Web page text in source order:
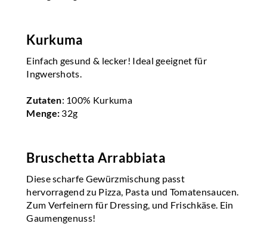
Kurkuma
Einfach gesund & lecker! Ideal geeignet für
Ingwershots.
Zutaten: 100% Kurkuma
Menge: 32g
Bruschetta Arrabbiata
Diese scharfe Gewürzmischung passt
hervorragend zu Pizza, Pasta und Tomatensaucen.
Zum Verfeinern für Dressing, und Frischkäse. Ein
Gaumengenuss!